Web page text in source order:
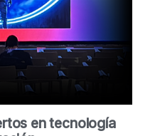
en tecnología